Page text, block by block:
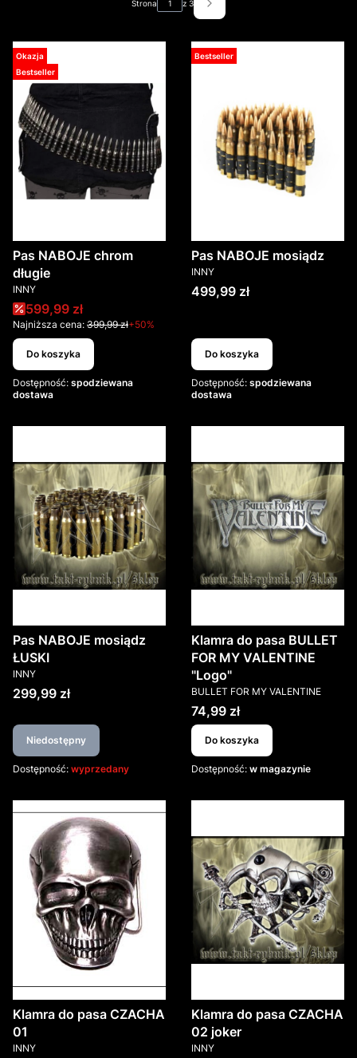
Strona z 3
Następne produkty
Okazja
Bestseller
Pas NABOJE chrom
długie
PRODUCENT
INNY
Cena promocyjna
599,99 zł
Najniższa cena: 399,99 zł+50%
Do koszyka
Dostępność: spodziewana
dostawa
Bestseller
Pas NABOJE mosiądz
PRODUCENT
INNY
Cena
499,99 zł
Do koszyka
Dostępność: spodziewana
dostawa
Pas NABOJE mosiądz
ŁUSKI
PRODUCENT
INNY
Cena
299,99 zł
Niedostępny
Dostępność: wyprzedany
Klamra do pasa BULLET
FOR MY VALENTINE
"Logo"
PRODUCENT
BULLET FOR MY VALENTINE
Cena
74,99 zł
Do koszyka
Dostępność: w magazynie
Klamra do pasa CZACHA
01
PRODUCENT
INNY
Klamra do pasa CZACHA
02 joker
PRODUCENT
INNY